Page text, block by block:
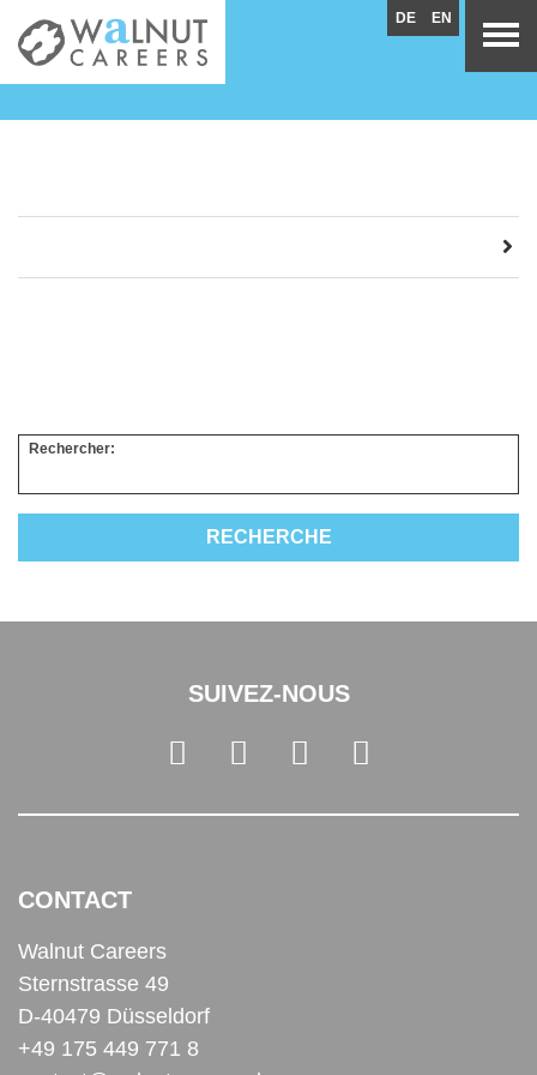
Rechercher:
SUIVEZ-NOUS
CONTACT
Walnut Careers
Sternstrasse 49
D-40479 Düsseldorf
+49 175 449 771 8
DE EN